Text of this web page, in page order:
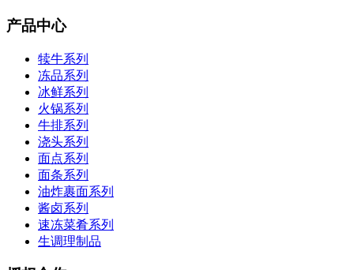
产品中心
犊牛系列
冻品系列
冰鲜系列
火锅系列
牛排系列
浇头系列
面点系列
面条系列
油炸裹面系列
酱卤系列
速冻菜肴系列
生调理制品